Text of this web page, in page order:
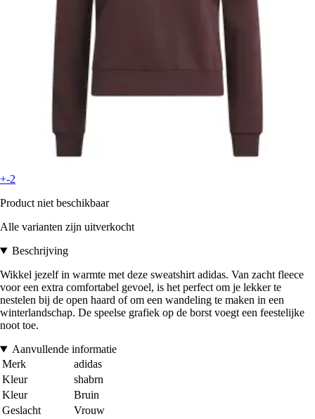
+-2
Product niet beschikbaar
Alle varianten zijn uitverkocht
Beschrijving
Wikkel jezelf in warmte met deze sweatshirt adidas. Van zacht fleece
voor een extra comfortabel gevoel, is het perfect om je lekker te
nestelen bij de open haard of om een wandeling te maken in een
winterlandschap. De speelse grafiek op de borst voegt een feestelijke
noot toe.
Aanvullende informatie
Merk
adidas
Kleur
shabrn
Kleur
Bruin
Geslacht
Vrouw